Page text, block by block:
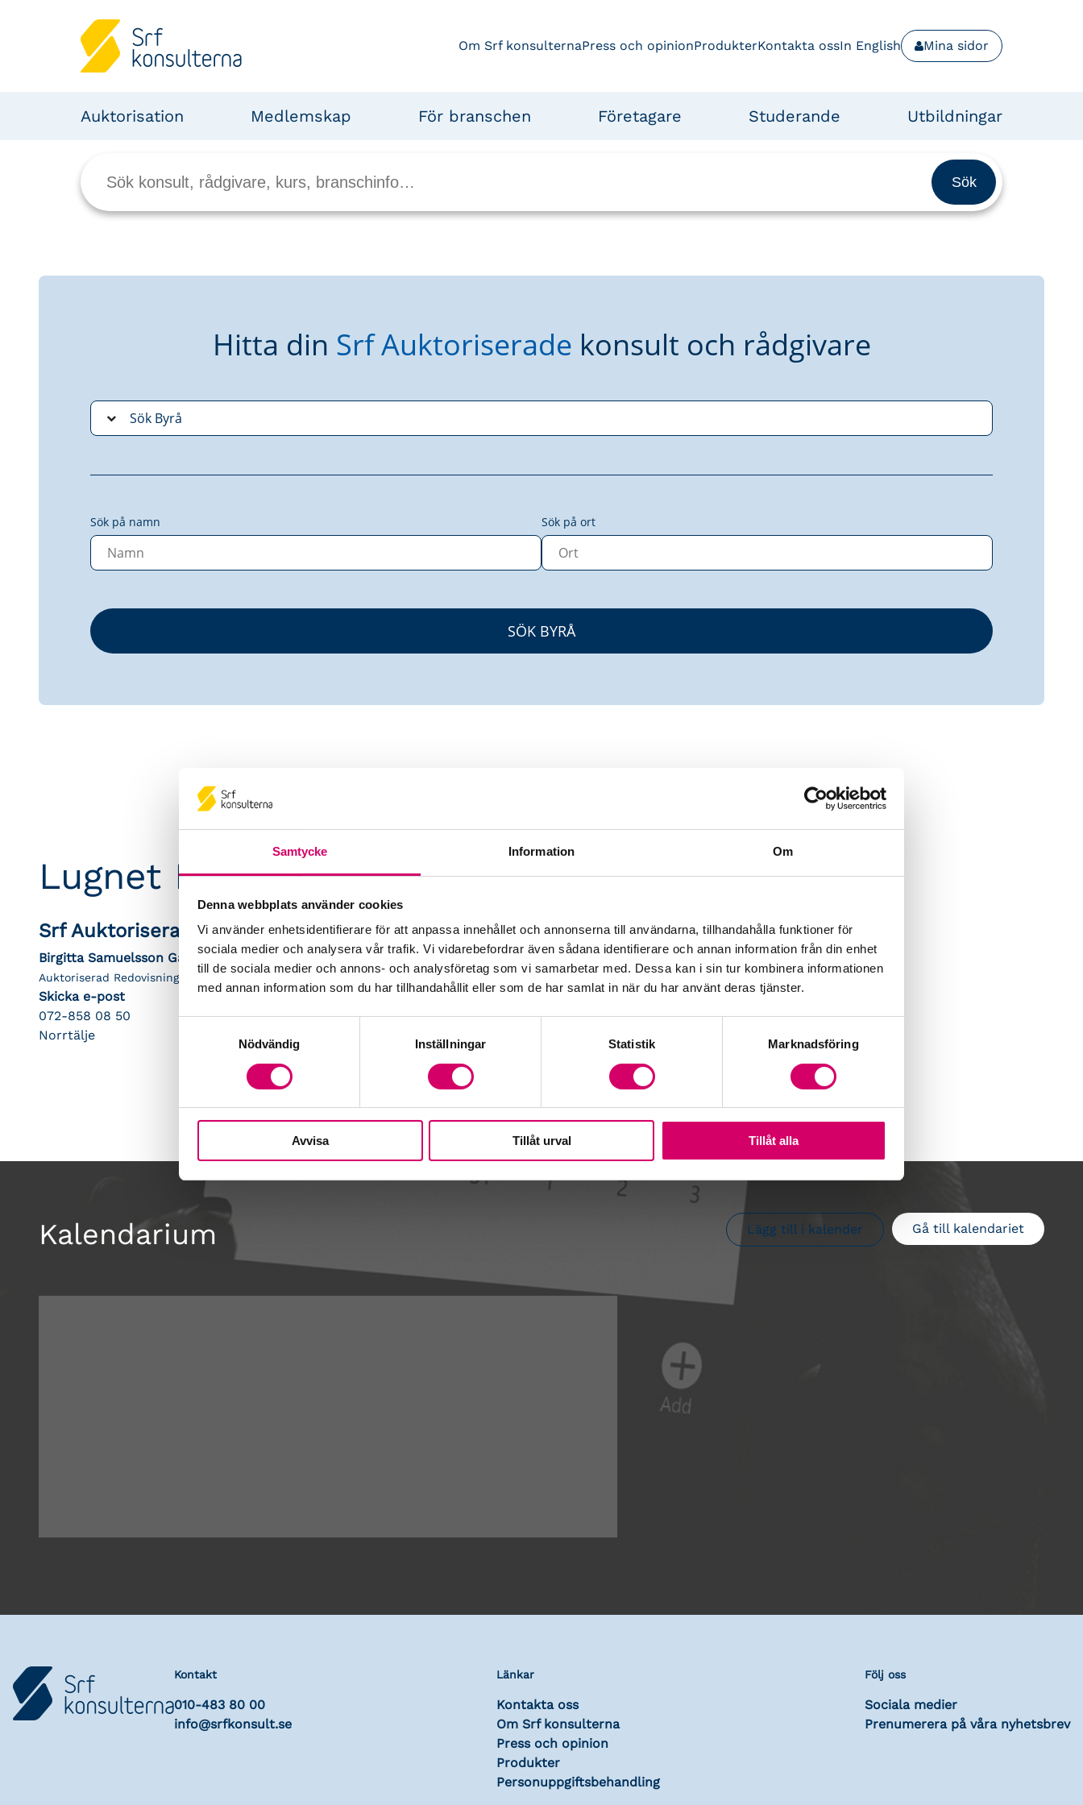
Samtycke Information Om
Denna webbplats använder cookies
Vi använder enhetsidentifierare för att anpassa innehållet och annonserna till användarna, tillhandahålla funktioner för
sociala medier och analysera vår trafik. Vi vidarebefordrar även sådana identifierare och annan information från din enhet
till de sociala medier och annons- och analysföretag som vi samarbetar med. Dessa kan i sin tur kombinera informationen
med annan information som du har tillhandahållit eller som de har samlat in när du har använt deras tjänster.
Nödvändig
Inställningar Statistik Marknadsföring
Avvisa Tillåt urval Tillåt alla
Om Srf konsulternaPress och opinionProdukterKontakta ossIn English Mina sidor
Auktorisation Medlemskap För branschen Företagare Studerande Utbildningar
Hitta din Srf Auktoriserade konsult och rådgivare
Sök på namn Sök på ort
Lugnet Ekonomi AB
Srf Auktoriserade konsulter
Birgitta Samuelsson Garmstedt
Auktoriserad Redovisningskonsult
Skicka e-post
072-858 08 50
Norrtälje
Kalendarium Gå till kalendariet
Lägg till i kalender
Kontakt
010-483 80 00
info@srfkonsult.se
Länkar
Kontakta oss
Om Srf konsulterna
Press och opinion
Produkter
Personuppgiftsbehandling
Följ oss
Sociala medier
Prenumerera på våra nyhetsbrev